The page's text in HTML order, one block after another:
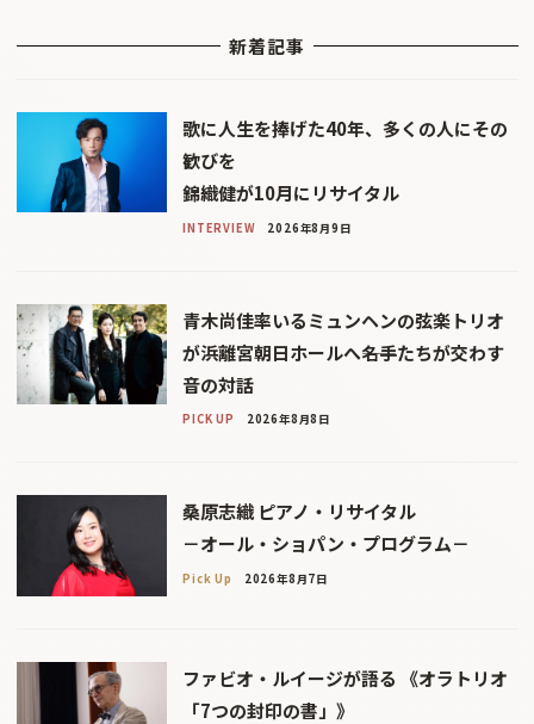
新着記事
歌に人生を捧げた40年、多くの人にその
歓びを
錦織健が10月にリサイタル
INTERVIEW 2026年8月9日
青木尚佳率いるミュンヘンの弦楽トリオ
が浜離宮朝日ホールへ――名手たちが交わす
音の対話
PICK UP 2026年8月8日
桑原志織 ピアノ・リサイタル
－オール・ショパン・プログラム－
Pick Up 2026年8月7日
ファビオ・ルイージが語る 《オラトリオ
「7つの封印の書」》